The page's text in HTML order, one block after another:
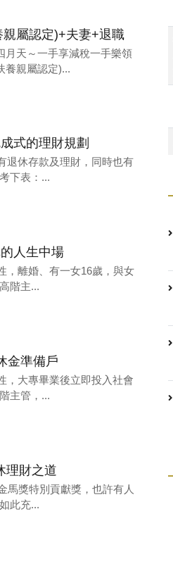
親屬認定)+夫妻+退職
月天～一手享減稅一手樂領
養親屬認定)...
式的理財規劃
退休存款及理財，同時也有
下表：...
人生中場
，離婚、有一女16歲，與女
階主...
金準備戶
，大專畢業後立即投入社會
主管，...
理財之道
馬獎特別貢獻獎，也許有人
此充...